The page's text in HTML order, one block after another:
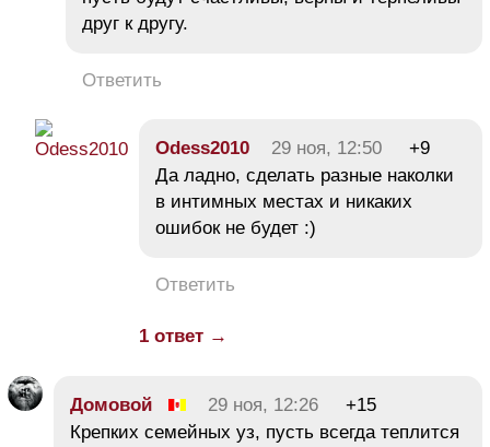
друг к другу.
Ответить
Odess2010 29 ноя, 12:50
+9
Да ладно, сделать разные наколки
в интимных местах и никаких
ошибок не будет :)
Ответить
1 ответ →
Домовой 29 ноя, 12:26
+15
Крепких семейных уз, пусть всегда теплится